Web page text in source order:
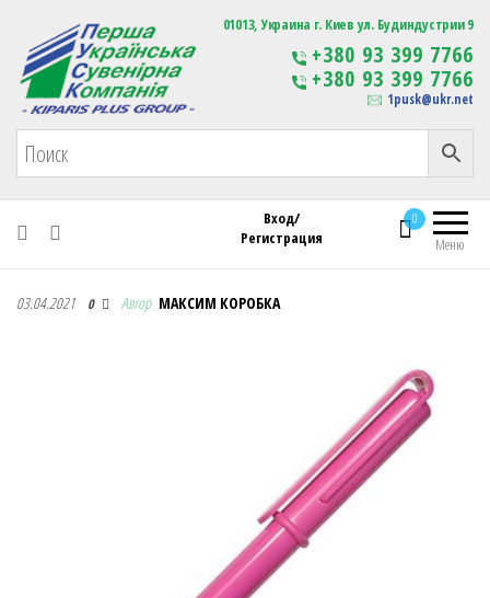
Первая Украинская Сувенирная Компания Изготовление
сувенирной продукции
с логотипом
01013, Украина г. Киев ул. Будиндустрии 9
+380 93 399 7766
+380 93 399 7766
1pusk@ukr.net
Меню
0
Вход/
Регистрация
Первая Украинская Сувенирная Компания
03.04.2021 0 Автор МАКСИМ КОРОБКА